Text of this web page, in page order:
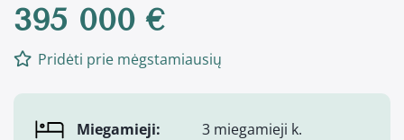
395 000 €
Pridėti prie mėgstamiausių
Miegamieji:
3 miegamieji k.